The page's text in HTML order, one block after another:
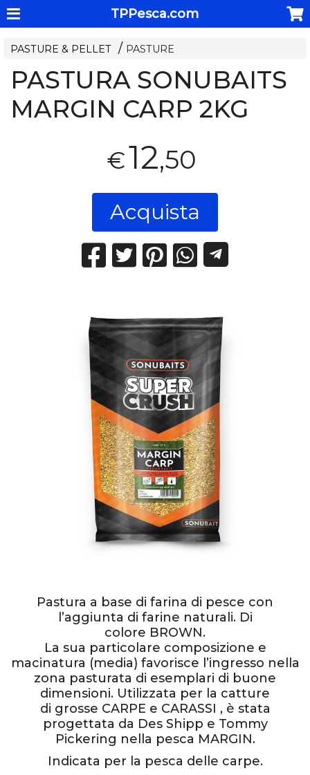
TPPesca.com
PASTURE & PELLET PASTURE
PASTURA SONUBAITS
MARGIN CARP 2KG
€12,50
Acquista
Pastura a base di farina di pesce con
l’aggiunta di farine naturali. Di
colore BROWN.
La sua particolare composizione e
macinatura (media) favorisce l’ingresso nella
zona pasturata di esemplari di buone
dimensioni. Utilizzata per la catture
di grosse CARPE e CARASSI , è stata
progettata da Des Shipp e Tommy
Pickering nella pesca MARGIN.
Indicata per la pesca delle carpe.